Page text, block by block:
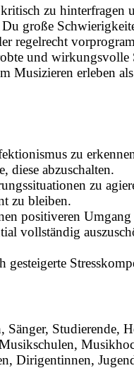
zu
große
regelrecht
und
Musizieren erleben
zu
diese abzuschalten.
zu
zu bleiben.
positiveren
vollständig
Studierende,
Dirigentinnen,